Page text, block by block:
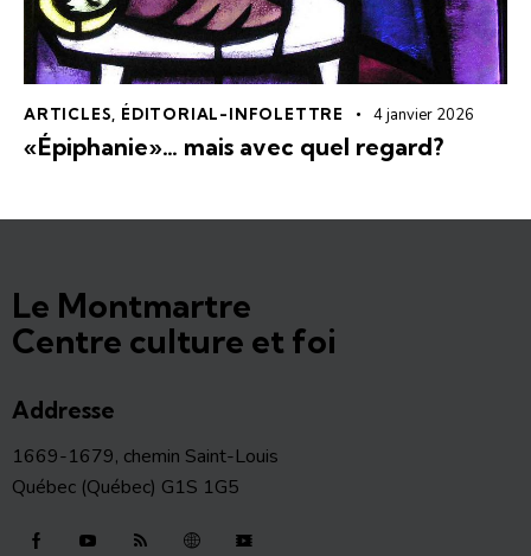
ARTICLES ÉDITORIAL-INFOLETTRE 4 janvier 2026
«Épiphanie»… mais avec quel regard?
Le Montmartre
Centre culture et foi
Addresse
1669-1679, chemin Saint-Louis
Québec (Québec) G1S 1G5